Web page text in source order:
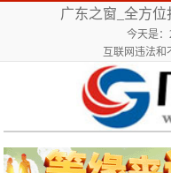
广东之窗_全方
今天是
互联网违法和